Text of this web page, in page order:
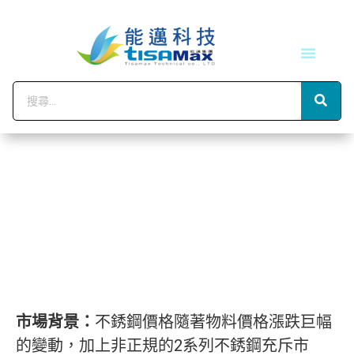
市場背景： 不銹鋼價格隨著物料價格漲跌巨幅
的變動，加上非正規的2系列不銹鋼充斥市